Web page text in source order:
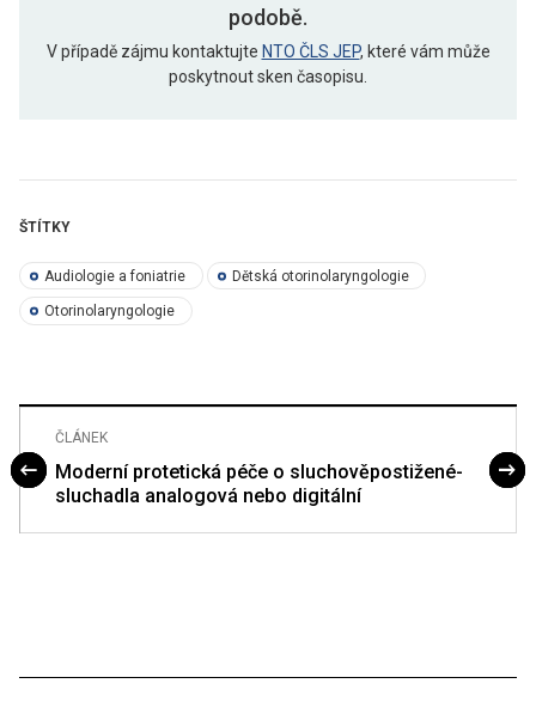
podobě.
V případě zájmu kontaktujte NTO ČLS JEP, které vám může
poskytnout sken časopisu.
ŠTÍTKY
Audiologie a foniatrie Dětská otorinolaryngologie
Otorinolaryngologie
ČLÁNEK
Moderní protetická péče o sluchověpostižené-
sluchadla analogová nebo digitální